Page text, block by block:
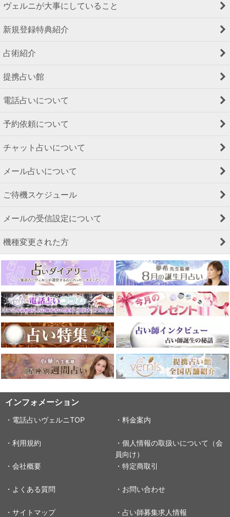
ヴェルニが大事にしていること
新規登録特典紹介
占術紹介
提携占い館
電話占いについて
予約依頼について
チャット占いについて
メール占いについて
ご待機スケジュール
メールの受信設定について
機種変更された方
インフォメーション
・電話占いヴェルニTOP ・料金案内
・利用規約
・個人情報の取扱いについて（会
員向け）
・会社概要
・特定商取引
・よくある質問 ・お問い合わせ
・サイトマップ ・占い師募集求人情報